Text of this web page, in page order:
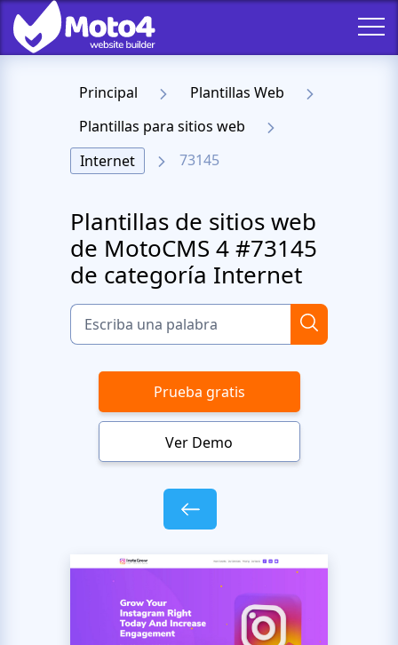
Principal
Plantillas Web
Plantillas para sitios web
Internet
73145
Plantillas de sitios web
de MotoCMS 4 #73145
de categoría Internet
Prueba gratis
Ver Demo